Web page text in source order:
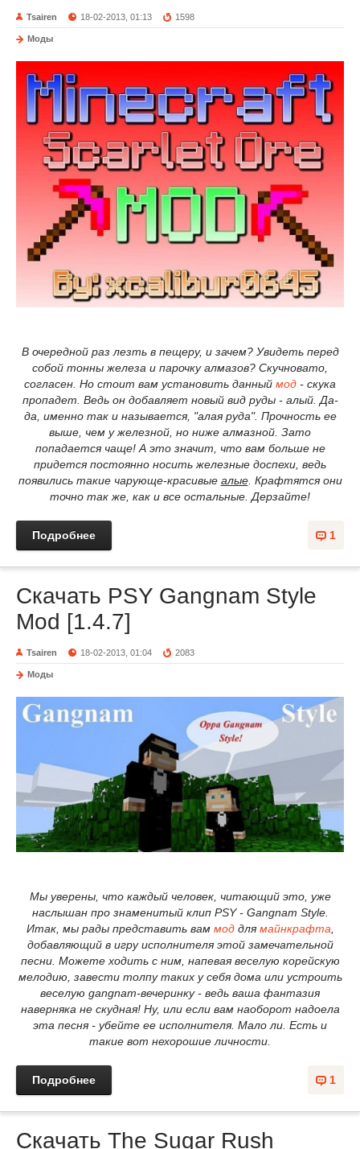
Tsairen 18-02-2013, 01:13 1598
Моды
В очередной раз лезть в пещеру, и зачем? Увидеть перед
собой тонны железа и парочку алмазов? Скучновато,
согласен. Но стоит вам установить данный мод - скука
пропадет. Ведь он добавляет новый вид руды - алый. Да-
да, именно так и называется, "алая руда". Прочность ее
выше, чем у железной, но ниже алмазной. Зато
попадается чаще! А это значит, что вам больше не
придется постоянно носить железные доспехи, ведь
появились такие чарующе-красивые алые. Крафтятся они
точно так же, как и все остальные. Дерзайте!
1
Подробнее
Скачать PSY Gangnam Style
Mod [1.4.7]
Tsairen 18-02-2013, 01:04 2083
Моды
Мы уверены, что каждый человек, читающий это, уже
наслышан про знаменитый клип PSY - Gangnam Style.
Итак, мы рады представить вам мод для майнкрафта
добавляющий в игру исполнителя этой замечательной
песни. Можете ходить с ним, напевая веселую корейскую
мелодию, завести толпу таких у себя дома или устроить
веселую gangnam-вечеринку - ведь ваша фантазия
наверняка не скудная! Ну, или если вам наоборот надоела
эта песня - убейте ее исполнителя. Мало ли. Есть и
такие вот нехорошие личности.
1
Подробнее
Скачать The Sugar Rush